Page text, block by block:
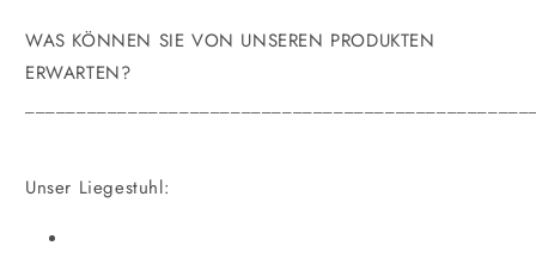
WAS KÖNNEN SIE VON UNSEREN PRODUKTEN
ERWARTEN?
Unser Liegestuhl: